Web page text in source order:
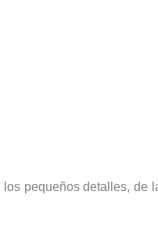
pequeños detalles, de